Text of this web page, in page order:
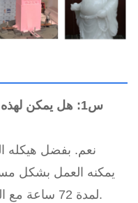
س1: هل يمكن
لمدة 72 ساعة مع الحفاظ على دقة تكرار ±0.01 مم.